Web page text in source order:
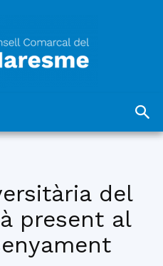
Comarcal
del
del
present al